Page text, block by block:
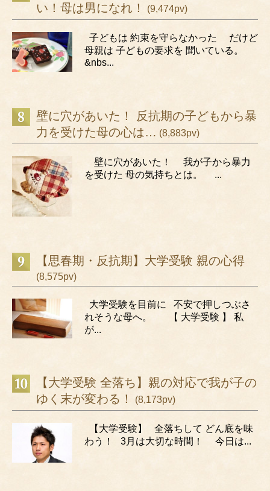
い！母は男になれ！
(9,474pv)
子どもは 約束を守らなかった だけど
母親は 子どもの要求を 聞いている。
&nbs...
壁に穴があいた！ 反抗期の子どもから暴
力を受けた母の心は… (8,883pv)
壁に穴があいた！ 我が子から暴力
を受けた 母の気持ちとは。 ...
【思春期・反抗期】大学受験 親の心得
(8,575pv)
大学受験を目前に 不安で押しつぶさ
れそうな母へ。 【 大学受験 】 私
が...
【大学受験 全落ち】親の対応で我が子の
ゆく末が変わる！
(8,173pv)
【大学受験】 全落ちして どん底を味
わう！ 3月は大切な時間！ 今日は...